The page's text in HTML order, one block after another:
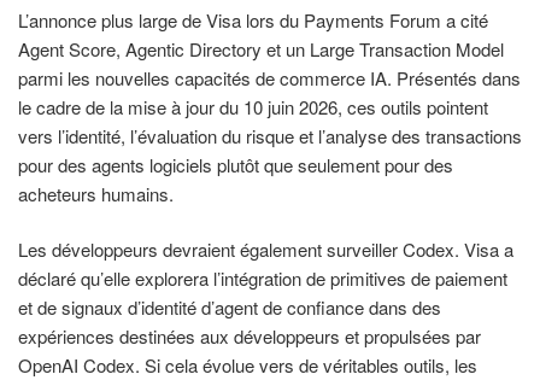
L’annonce plus large de Visa lors du Payments Forum a cité
Agent Score, Agentic Directory et un Large Transaction Model
parmi les nouvelles capacités de commerce IA. Présentés dans
le cadre de la mise à jour du 10 juin 2026, ces outils pointent
vers l’identité, l’évaluation du risque et l’analyse des transactions
pour des agents logiciels plutôt que seulement pour des
acheteurs humains.
Les développeurs devraient également surveiller Codex. Visa a
déclaré qu’elle explorera l’intégration de primitives de paiement
et de signaux d’identité d’agent de confiance dans des
expériences destinées aux développeurs et propulsées par
OpenAI Codex. Si cela évolue vers de véritables outils, les